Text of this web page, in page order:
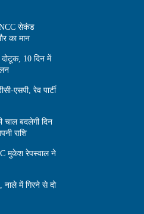
NCC सेकंड
का मान
दोटूक, 10 दिन में
एसपी, रेव पार्टी
चाल बदलेगी दिन
राशि
मुकेश रेपस्वाल ने
नाले में गिरने से दो